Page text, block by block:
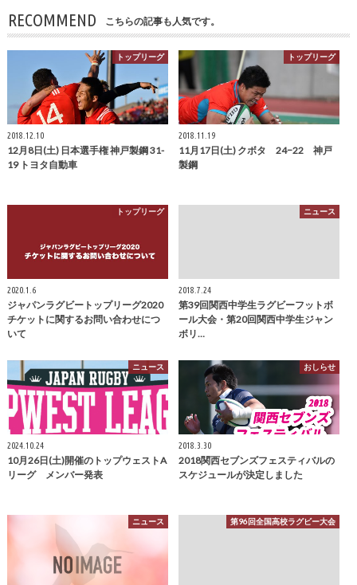
RECOMMEND こちらの記事も人気です。
トップリーグ
2018.12.10
12月8日(土) 日本選手権 神戸製鋼 31-
19 トヨタ自動車
トップリーグ
2018.11.19
11月17日(土) クボタ 24−22 神戸
製鋼
トップリーグ
2020.1.6
ジャパンラグビートップリーグ2020
チケットに関するお問い合わせにつ
いて
ニュース
2018.7.24
第39回関西中学生ラグビーフットボ
ール大会・第20回関西中学生ジャン
ボリ…
ニュース
2024.10.24
10月26日(土)開催のトップウェストA
リーグ メンバー発表
おしらせ
2018.3.30
2018関西セブンズフェスティバルの
スケジュールが決定しました
ニュース 第96回全国高校ラグビー大会